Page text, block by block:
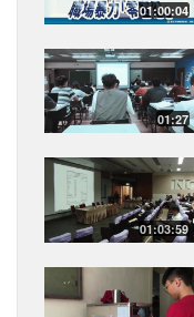
01:00:04
01:27
01:03:59